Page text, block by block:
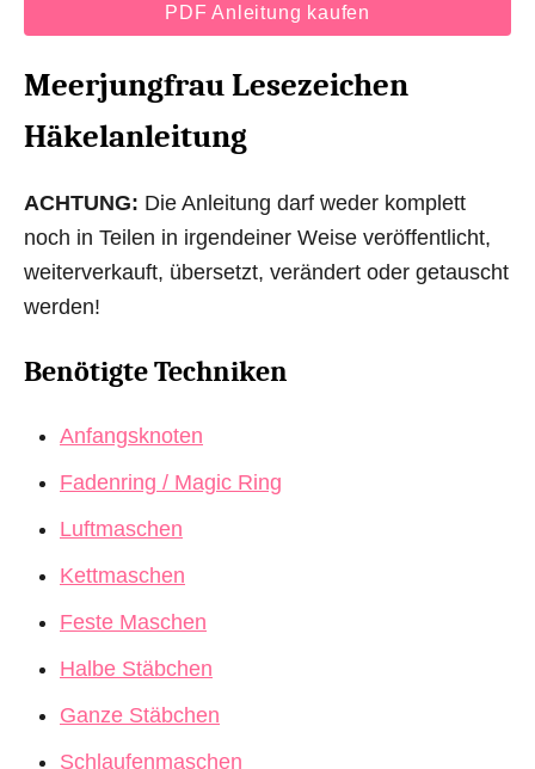
PDF Anleitung kaufen
Meerjungfrau Lesezeichen
Häkelanleitung
ACHTUNG: Die Anleitung darf weder komplett
noch in Teilen in irgendeiner Weise veröffentlicht,
weiterverkauft, übersetzt, verändert oder getauscht
werden!
Benötigte Techniken
Anfangsknoten
Fadenring / Magic Ring
Luftmaschen
Kettmaschen
Feste Maschen
Halbe Stäbchen
Ganze Stäbchen
Schlaufenmaschen